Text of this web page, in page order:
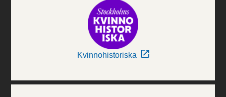
Kvinnohistoriska